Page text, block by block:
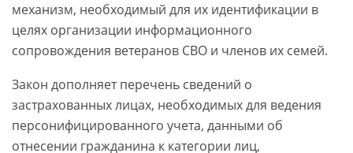
механизм, необходимый для их идентификации в
целях организации информационного
сопровождения ветеранов СВО и членов их семей.
Закон дополняет перечень сведений о
застрахованных лицах, необходимых для ведения
персонифицированного учета, данными об
отнесении гражданина к категории лиц,